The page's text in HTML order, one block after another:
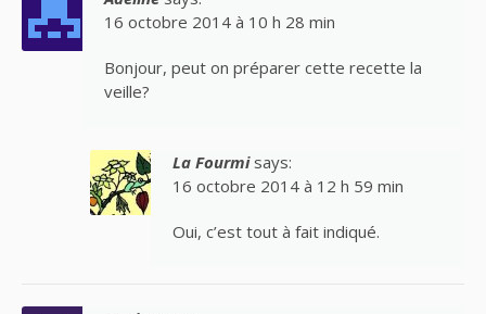
16 octobre 2014 à 10 h 28 min
Bonjour, peut on préparer cette recette la
veille?
La Fourmi says:
16 octobre 2014 à 12 h 59 min
Oui, c’est tout à fait indiqué.